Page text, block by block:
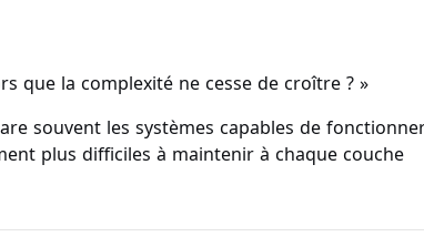
que la complexité ne cesse de croître ? »
souvent les systèmes capables de
plus difficiles à maintenir à chaque couche